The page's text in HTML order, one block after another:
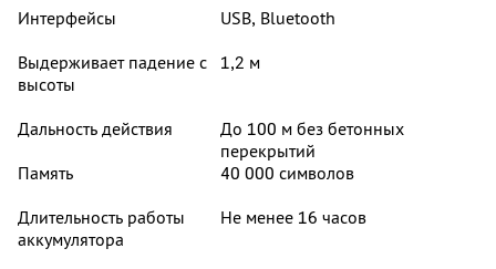
Интерфейсы
USB, Bluetooth
Выдерживает падение с
высоты
1,2 м
Дальность действия
До 100 м без бетонных
перекрытий
Память
40 000 символов
Длительность работы
аккумулятора
Не менее 16 часов